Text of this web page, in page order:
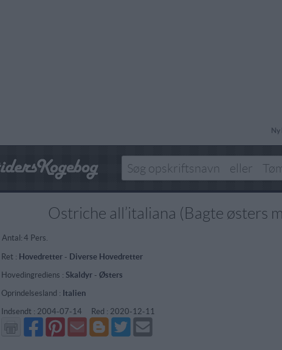
Ny
Ostriche all’italiana (Bagte østers
Antal: 4 Pers.
Ret : Hovedretter- Diverse Hovedretter
Hovedingrediens : Skaldyr- Østers
Oprindelsesland : Italien
Indsendt : 2004-07-14 Red : 2020-12-11
Del
på
Facebook
Del
på
Pinterest
Send
via
GMail
Del
på
Blogger
Del
på
Twitter
Send
mail